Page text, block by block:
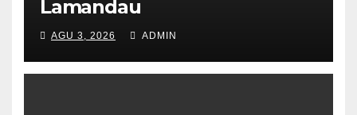
Lamandau
AGU 3, 2026 ADMIN